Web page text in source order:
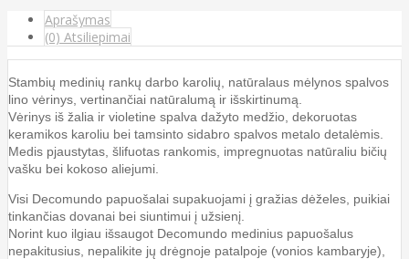
Aprašymas
(0) Atsiliepimai
Stambių medinių rankų darbo karolių, natūralaus mėlynos spalvos
lino vėrinys, vertinančiai natūralumą ir išskirtinumą.
Vėrinys iš žalia ir violetine spalva dažyto medžio, dekoruotas
keramikos karoliu bei tamsinto sidabro spalvos metalo detalėmis.
Medis pjaustytas, šlifuotas rankomis, impregnuotas natūraliu bičių
vašku bei kokoso aliejumi.
Visi Decomundo papuošalai supakuojami į gražias dėželes, puikiai
tinkančias dovanai bei siuntimui į užsienį.
Norint kuo ilgiau išsaugot Decomundo medinius papuošalus
nepakitusius, nepalikite jų drėgnoje patalpoje (vonios kambaryje),